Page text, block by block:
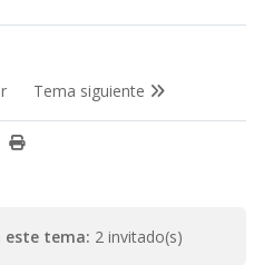
Tema siguiente
este tema: 2 invitado(s)